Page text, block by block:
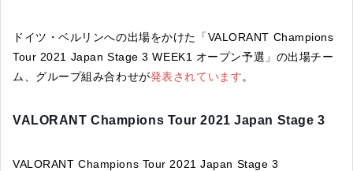
ドイツ・ベルリンへの出場をかけた「VALORANT Champions
Tour 2021 Japan Stage 3 WEEK1 オープン予選」の出場チー
ム、グループ組み合わせが発表されています。
VALORANT Champions Tour 2021 Japan Stage 3
VALORANT Champions Tour 2021 Japan Stage 3